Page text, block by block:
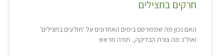
חרקים בחצילים
האם נכון מה שמפורסם בימים האחרונים על 'תולעים בחצילים'
ואח"כ מה צורת הבדיקה,. תודה מראש